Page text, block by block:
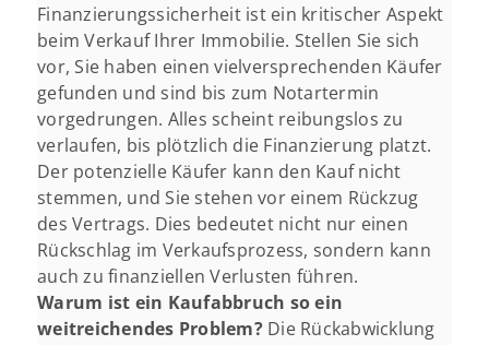
Finanzierungssicherheit ist ein kritischer Aspekt
beim Verkauf Ihrer Immobilie. Stellen Sie sich
vor, Sie haben einen vielversprechenden Käufer
gefunden und sind bis zum Notartermin
vorgedrungen. Alles scheint reibungslos zu
verlaufen, bis plötzlich die Finanzierung platzt.
Der potenzielle Käufer kann den Kauf nicht
stemmen, und Sie stehen vor einem Rückzug
des Vertrags. Dies bedeutet nicht nur einen
Rückschlag im Verkaufsprozess, sondern kann
auch zu finanziellen Verlusten führen.
Warum ist ein Kaufabbruch so ein
weitreichendes Problem? Die Rückabwicklung